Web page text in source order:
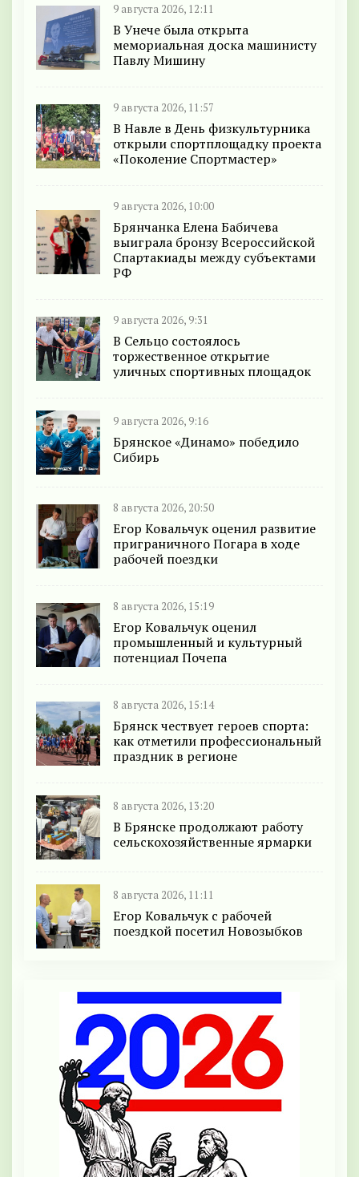
9 августа 2026, 12:11
В Унече была открыта
мемориальная доска машинисту
Павлу Мишину
9 августа 2026, 11:57
В Навле в День физкультурника
открыли спортплощадку проекта
«Поколение Спортмастер»
9 августа 2026, 10:00
Брянчанка Елена Бабичева
выиграла бронзу Всероссийской
Спартакиады между субъектами
РФ
9 августа 2026, 9:31
В Сельцо состоялось
торжественное открытие
уличных спортивных площадок
9 августа 2026, 9:16
Брянское «Динамо» победило
Сибирь
8 августа 2026, 20:50
Егор Ковальчук оценил развитие
приграничного Погара в ходе
рабочей поездки
8 августа 2026, 15:19
Егор Ковальчук оценил
промышленный и культурный
потенциал Почепа
8 августа 2026, 15:14
Брянск чествует героев спорта:
как отметили профессиональный
праздник в регионе
8 августа 2026, 13:20
В Брянске продолжают работу
сельскохозяйственные ярмарки
8 августа 2026, 11:11
Егор Ковальчук с рабочей
поездкой посетил Новозыбков